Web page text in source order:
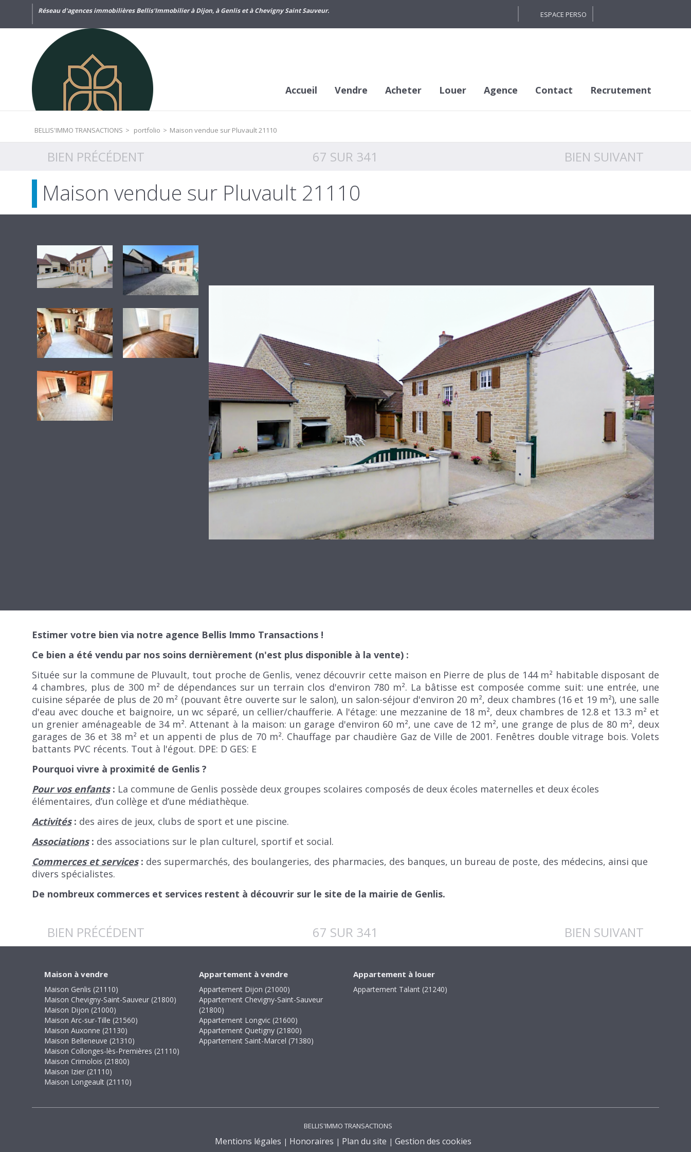
Réseau d'agences immobilières Bellis'Immobilier à Dijon, à Genlis et à Chevigny Saint Sauveur. ESPACE PERSO
Accueil Vendre Acheter Louer Agence Contact Recrutement
BELLIS'IMMO TRANSACTIONS > portfolio > Maison vendue sur Pluvault 21110
BIEN PRÉCÉDENT 67 SUR 341 BIEN SUIVANT
Maison vendue sur Pluvault 21110
Estimer votre bien via notre agence Bellis Immo Transactions !
Ce bien a été vendu par nos soins dernièrement (n'est plus disponible à la vente) :
Située sur la commune de Pluvault, tout proche de Genlis, venez découvrir cette maison en Pierre de plus de 144 m² habitable disposant de
4 chambres, plus de 300 m² de dépendances sur un terrain clos d'environ 780 m². La bâtisse est composée comme suit: une entrée, une
cuisine séparée de plus de 20 m² (pouvant être ouverte sur le salon), un salon-séjour d'environ 20 m², deux chambres (16 et 19 m²), une salle
d'eau avec douche et baignoire, un wc séparé, un cellier/chaufferie. A l'étage: une mezzanine de 18 m², deux chambres de 12.8 et 13.3 m² et
un grenier aménageable de 34 m². Attenant à la maison: un garage d'environ 60 m², une cave de 12 m², une grange de plus de 80 m², deux
garages de 36 et 38 m² et un appenti de plus de 70 m². Chauffage par chaudière Gaz de Ville de 2001. Fenêtres double vitrage bois. Volets
battants PVC récents. Tout à l'égout. DPE: D GES: E
Pourquoi vivre à proximité de Genlis ?
Pour vos enfants: La commune de Genlis possède deux groupes scolaires composés de deux écoles maternelles et deux écoles
élémentaires, d’un collège et d’une médiathèque.
Activités: des aires de jeux, clubs de sport et une piscine.
Associations: des associations sur le plan culturel, sportif et social.
Commerces et services: des supermarchés, des boulangeries, des pharmacies, des banques, un bureau de poste, des médecins, ainsi que
divers spécialistes.
De nombreux commerces et services restent à découvrir sur le site de la mairie de Genlis.
BIEN PRÉCÉDENT 67 SUR 341 BIEN SUIVANT
Maison à vendre
Maison Genlis (21110)
Maison Chevigny-Saint-Sauveur (21800)
Maison Dijon (21000)
Maison Arc-sur-Tille (21560)
Maison Auxonne (21130)
Maison Belleneuve (21310)
Maison Collonges-lès-Premières (21110)
Maison Crimolois (21800)
Maison Izier (21110)
Maison Longeault (21110)
Appartement à vendre
Appartement Dijon (21000)
Appartement Chevigny-Saint-Sauveur
(21800)
Appartement Longvic (21600)
Appartement Quetigny (21800)
Appartement Saint-Marcel (71380)
Appartement à louer
Appartement Talant (21240)
BELLIS'IMMO TRANSACTIONS
Mentions légales Honoraires Plan du site Gestion des cookies